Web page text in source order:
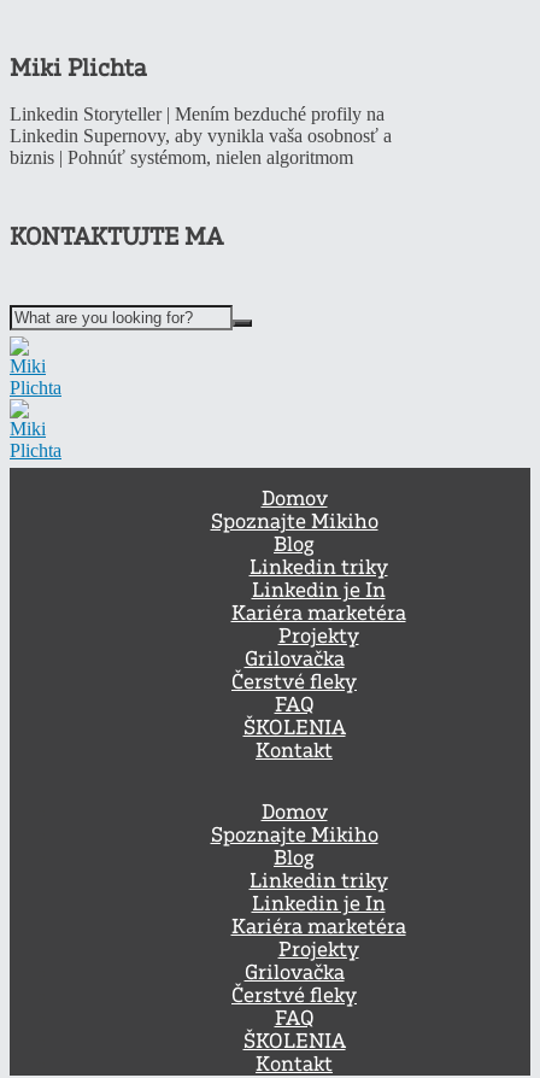
Miki Plichta
Linkedin Storyteller | Mením bezduché profily na
Linkedin Supernovy, aby vynikla vaša osobnosť a
biznis | Pohnúť systémom, nielen algoritmom
KONTAKTUJTE MA
Domov
Spoznajte Mikiho
Blog
Linkedin triky
Linkedin je In
Kariéra marketéra
Projekty
Grilovačka
Čerstvé fleky
FAQ
ŠKOLENIA
Kontakt
Domov
Spoznajte Mikiho
Blog
Linkedin triky
Linkedin je In
Kariéra marketéra
Projekty
Grilovačka
Čerstvé fleky
FAQ
ŠKOLENIA
Kontakt